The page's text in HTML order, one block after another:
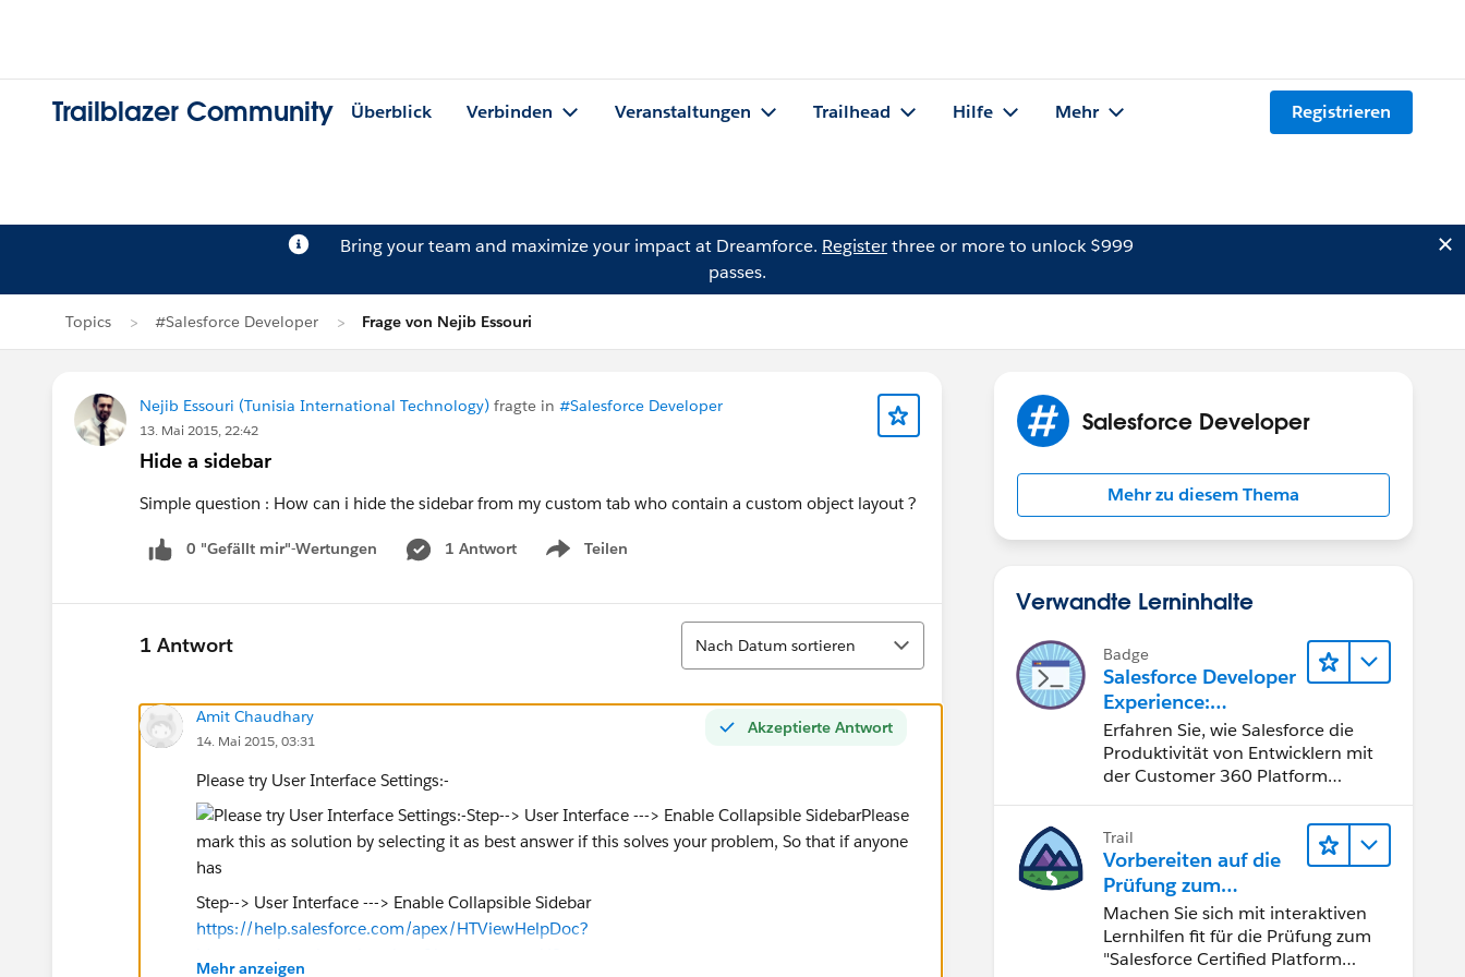
Trailblazer Community Überblick Verbinden Veranstaltungen Trailhead Hilfe Mehr Registrieren
Bring your team and maximize your impact at Dreamforce. Registerthree or more to unlock $999
passes.
Topics #Salesforce Developer Frage von Nejib Essouri
Nejib Essouri (Tunisia International Technology) fragte in #Salesforce Developer
13. Mai 2015, 22:42
Hide a sidebar
Simple question : How can i hide the sidebar from my custom tab who contain a custom object layout ?
0 "Gefällt mir"-Wertungen 1 Antwort Teilen
Show menu
1 Antwort
Sortieren
Nach Datum sortieren
Akzeptierte Antwort
Amit Chaudhary
14. Mai 2015, 03:31
Please try User Interface Settings:-
Step--> User Interface ---> Enable Collapsible Sidebar
https://help.salesforce.com/apex/HTViewHelpDoc?
Mehr anzeigen
Salesforce Developer
Mehr zu diesem Thema
Verwandte Lerninhalte
Badge
Salesforce Developer
Experience:
Schnelleinstieg
Erfahren Sie, wie Salesforce die
Produktivität von Entwicklern mit
der Customer 360 Platform
Trail
Vorbereiten auf die
Prüfung zum
"Salesforce Certified
Platform Developer"
Machen Sie sich mit interaktiven
Lernhilfen fit für die Prüfung zum
"Salesforce Certified Platform